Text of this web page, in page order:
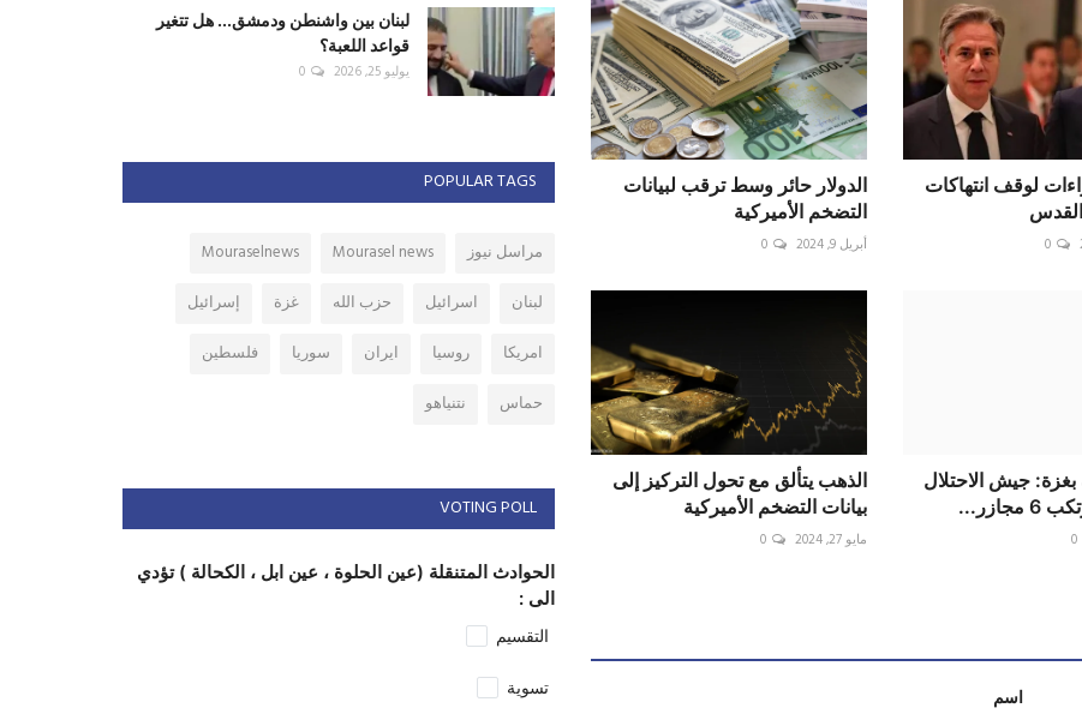
لوقف انتهاكات
0
الدولار حائر وسط ترقب لبيانات
التضخم الأميركية
أبريل 9, 2024 0
جيش الاحتلال
0
الذهب يتألق مع تحول التركيز إلى
بيانات التضخم الأميركية
مايو 27, 2024 0
اسم
لبنان بين واشنطن ودمشق... هل تتغير
قواعد اللعبة؟
يوليو 25, 2026 0
POPULAR TAGS
مراسل نيوز Mourasel news
Mouraselnews
لبنان
اسرائيل حزب الله غزة
إسرائيل
امريكا
روسيا ايران سوريا
فلسطين
حماس
نتنياهو
VOTING POLL
الحوادث المتنقلة (عين الحلوة ، عين ابل ، الكحالة ) تؤدي
الى :
التقسيم
تسوية